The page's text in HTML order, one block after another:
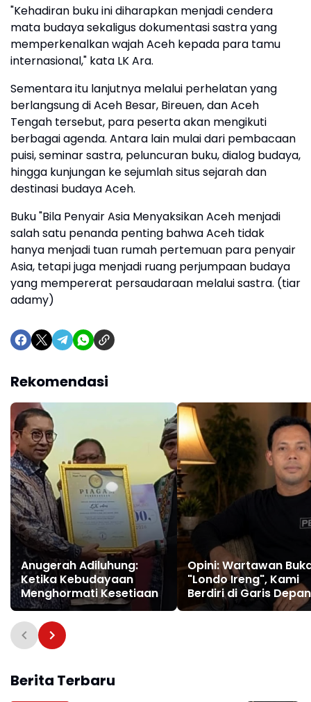
"Kehadiran buku ini diharapkan menjadi cendera
mata budaya sekaligus dokumentasi sastra yang
memperkenalkan wajah Aceh kepada para tamu
internasional," kata LK Ara.
Sementara itu lanjutnya melalui perhelatan yang
berlangsung di Aceh Besar, Bireuen, dan Aceh
Tengah tersebut, para peserta akan mengikuti
berbagai agenda. Antara lain mulai dari pembacaan
puisi, seminar sastra, peluncuran buku, dialog budaya,
hingga kunjungan ke sejumlah situs sejarah dan
destinasi budaya Aceh.
Buku "Bila Penyair Asia Menyaksikan Aceh menjadi
salah satu penanda penting bahwa Aceh tidak
hanya menjadi tuan rumah pertemuan para penyair
Asia, tetapi juga menjadi ruang perjumpaan budaya
yang mempererat persaudaraan melalui sastra. (tiar
adamy)
Rekomendasi
Anugerah Adiluhung:
Ketika Kebudayaan
Menghormati Kesetiaan
Opini: Wartawan
"Londo Ireng", Kami
Berdiri di Garis Depan
Demi Kebenaran
Berita Terbaru